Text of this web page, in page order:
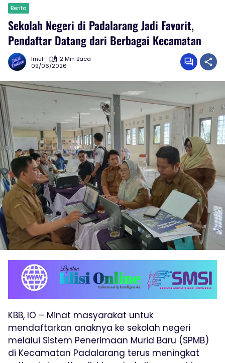
Berita
Sekolah Negeri di Padalarang Jadi Favorit,
Pendaftar Datang dari Berbagai Kecamatan
Imul
2 Min Baca
09/06/2026
KBB, IO – Minat masyarakat untuk
mendaftarkan anaknya ke sekolah negeri
melalui Sistem Penerimaan Murid Baru (SPMB)
di Kecamatan Padalarang terus meningkat